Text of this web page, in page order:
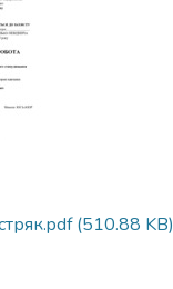
(510.88 KB)